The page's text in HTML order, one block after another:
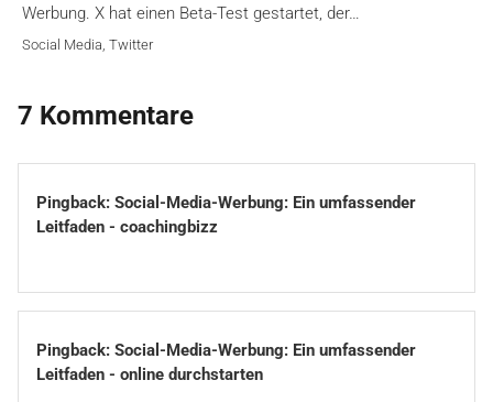
Werbung. X hat einen Beta-Test gestartet, der…
Social Media Twitter
7 Kommentare
Pingback: Social-Media-Werbung: Ein umfassender
Leitfaden - coachingbizz
Pingback: Social-Media-Werbung: Ein umfassender
Leitfaden - online durchstarten